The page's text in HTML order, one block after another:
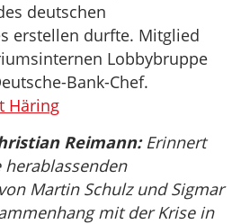
deutschen
erstellen durfte. Mitglied
Lobbybruppe
Bank-Chef.
Häring
Reimann:Erinnert
Martin Schulz und Sigmar
mit der Krise in